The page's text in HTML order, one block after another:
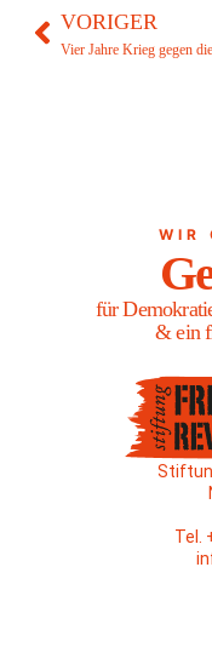
VORIGER
Vier Jahre Krieg gegen
WIR
für
& ein
Tel.